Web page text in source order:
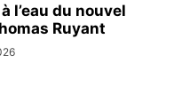
l’eau du nouvel
Ruyant